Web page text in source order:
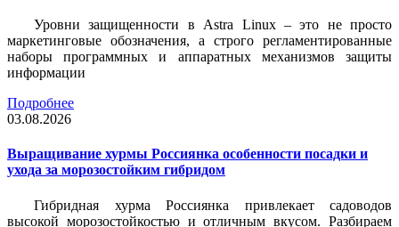
Уровни защищенности в Astra Linux – это не просто
маркетинговые обозначения, а строго регламентированные
наборы программных и аппаратных механизмов защиты
информации
Подробнее
03.08.2026
Выращивание хурмы Россиянка особенности посадки и
ухода за морозостойким гибридом
Гибридная хурма Россиянка привлекает садоводов
высокой морозостойкостью и отличным вкусом. Разбираем